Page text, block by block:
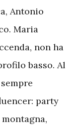
Antonio
Maria
non ha
basso. Al
party